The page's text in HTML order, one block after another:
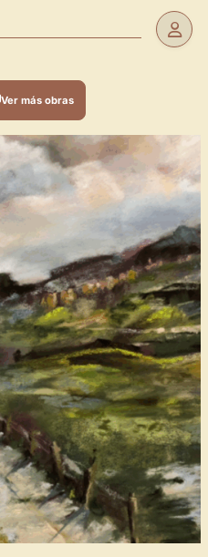
Ver más obras